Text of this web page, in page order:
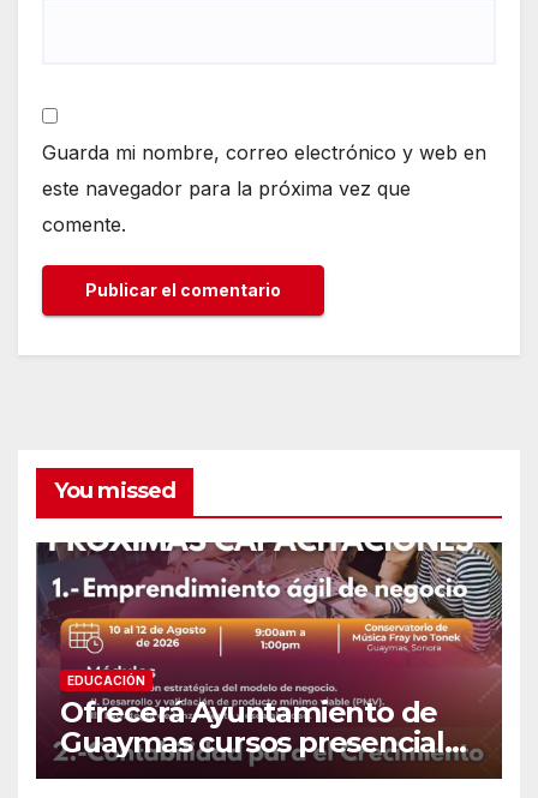
Guarda mi nombre, correo electrónico y web en
este navegador para la próxima vez que
comente.
You missed
EDUCACIÓN
Ofrecerá Ayuntamiento de
Guaymas cursos presenciales
para emprendedores